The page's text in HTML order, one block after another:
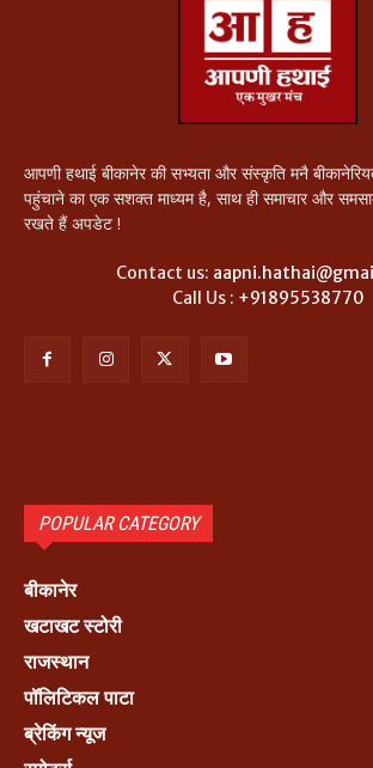
आपणी हथाई बीकानेर की सभ्यता और संस्कृति मनै
पहुंचाने का एक सशक्त माध्यम है, साथ ही समाचार और
रखते हैं अपडेट !
Contact us:
Call Us : +91895538770
POPULAR CATEGORY
बीकानेर
खटाखट स्टोरी
राजस्थान
पॉलिटिकल पाटा
ब्रेकिंग न्यूज